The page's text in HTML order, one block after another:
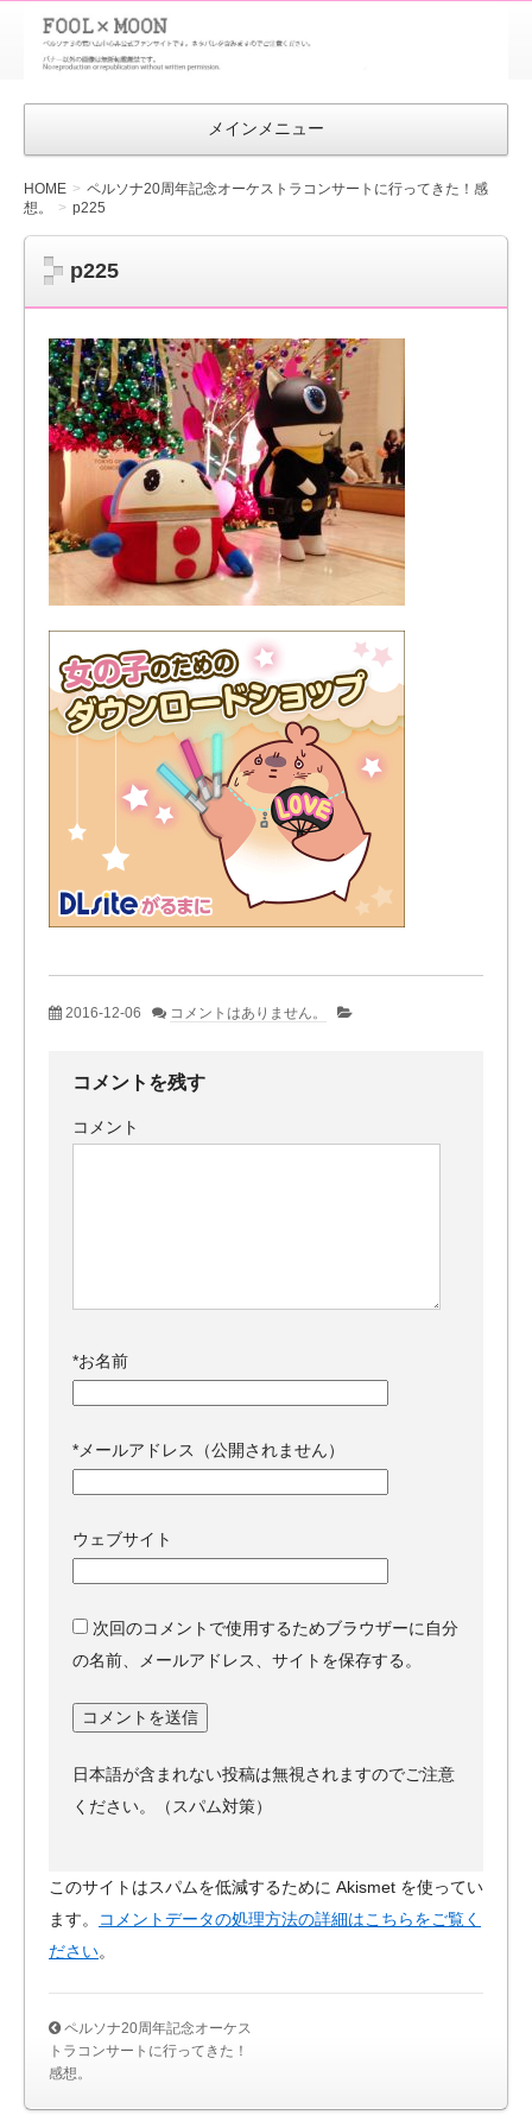
FOOL×MOON
｜ペルソナ
3 荒ハム中
メインメニュー
HOME
ペルソナ20周年記念オーケストラコンサートに行ってきた！感
想。
p225
p225
2016-12-06 コメントはありません。
コメントを残す
コメント
*お名前
* メールアドレス（公開されません）
ウェブサイト
次回のコメントで使用するためブラウザーに自分
の名前、メールアドレス、サイトを保存する。
日本語が含まれない投稿は無視されますのでご注意
ください。（スパム対策）
このサイトはスパムを低減するために Akismet を使ってい
ます。
コメントデータの処理方法の詳細はこちらをご覧く
ださい。
ペルソナ20周年記念オーケス
トラコンサートに行ってきた！
感想。